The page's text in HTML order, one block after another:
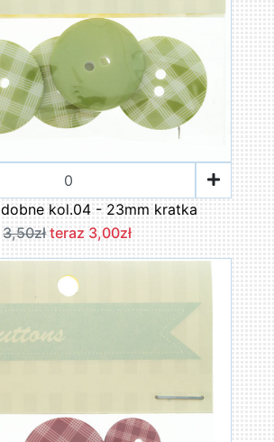
kol.04 - 23mm kratka
3,50zł teraz 3,00zł